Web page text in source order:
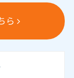
ら